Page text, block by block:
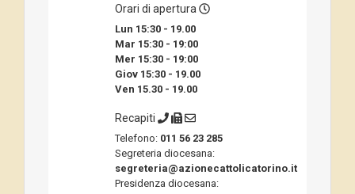
Orari di apertura
Lun 15:30 - 19.00
Mar 15:30 - 19:00
Mer 15:30 - 19:00
Giov 15:30 - 19.00
Ven 15.30 - 19.00
Recapiti
Telefono: 011 56 23 285
Segreteria diocesana:
segreteria@azionecattolicatorino.it
Presidenza diocesana: